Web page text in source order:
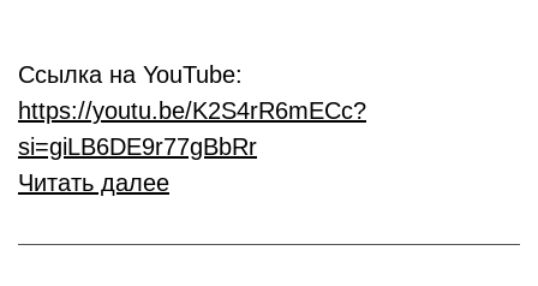
Ссылка на YouTube:
https://youtu.be/K2S4rR6mECc?
si=giLB6DE9r77gBbRr
Читать далее